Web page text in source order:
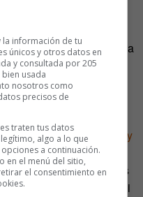
y Rober?
Vas madurando y a la
nuestra generación, le
menos hedonistas.
el propio humor acaba
aburrirías muchísimo: si
gusta el vino» y «
soy
que tú mismo también
y, de repente, los temas
nos divierten. Porque, si
la información de tu
únicos y otros datos en
y consultada por 205
usada
nosotros como
precisos de
traten tus datos
algo a lo que
a continuación.
en el menú del sitio,
el consentimiento en